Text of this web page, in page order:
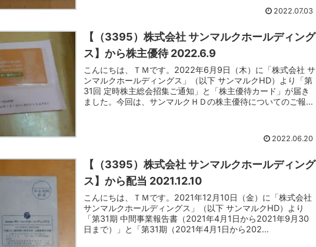
2022.07.03
【（3395）株式会社 サンマルクホールディング
ス】から株主優待 2022.6.9
こんにちは、ＴＭです。2022年6月9日（木）に「株式会社 サ
ンマルクホールディングス」（以下 サンマルクHD）より「第
31回 定時株主総会招集ご通知」と「株主優待カード」が届き
ました。今回は、サンマルクＨＤの株主優待についてのご報告
2022.06.20
【（3395）株式会社 サンマルクホールディング
ス】から配当 2021.12.10
こんにちは、ＴＭです。2021年12月10日（金）に「株式会社
サンマルクホールディングス」（以下 サンマルクHD）より
「第31期 中間事業報告書（2021年4月1日から2021年9月30
日まで）」と「第31期（2021年4月1日から202...